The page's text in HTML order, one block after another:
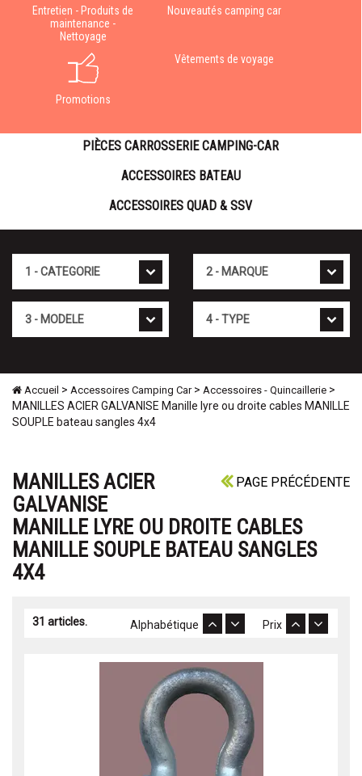
Entretien - Produits de
maintenance -
Nettoyage
Nouveautés camping car
Promotions
Vêtements de voyage
PIÈCES CARROSSERIE CAMPING-CAR
ACCESSOIRES BATEAU
ACCESSOIRES QUAD & SSV
Accueil > Accessoires Camping Car> Accessoires - Quincaillerie >
MANILLES ACIER GALVANISE Manille lyre ou droite cables MANILLE
SOUPLE bateau sangles 4x4
PAGE PRÉCÉDENTE
MANILLES ACIER
GALVANISE
MANILLE LYRE OU DROITE CABLES
MANILLE SOUPLE BATEAU SANGLES
4X4
31 articles. Prix
Alphabétique